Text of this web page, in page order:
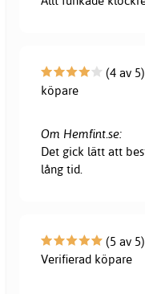
(4 av
köpare
Om Hemfint.se:
Det gick lätt att
lång tid.
(5 av
Verifierad köpare